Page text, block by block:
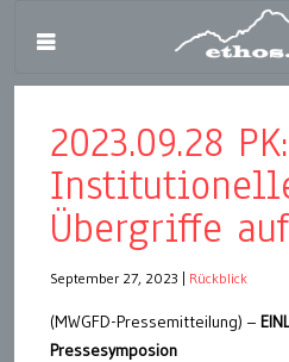
2023.09.28 PK:
Übergriffe
September 27, 2023 Rückblick
(MWGFD-Pressemitteilung) –
Pressesymposion